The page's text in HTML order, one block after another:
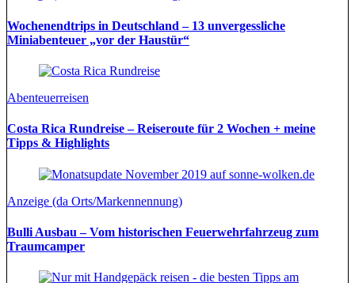
Wochenendtrips in Deutschland – 13 unvergessliche
Miniabenteuer „vor der Haustür“
Abenteuerreisen
Costa Rica Rundreise – Reiseroute für 2 Wochen + meine
Tipps & Highlights
Anzeige (da Orts/Markennennung)
Bulli Ausbau – Vom historischen Feuerwehrfahrzeug zum
Traumcamper